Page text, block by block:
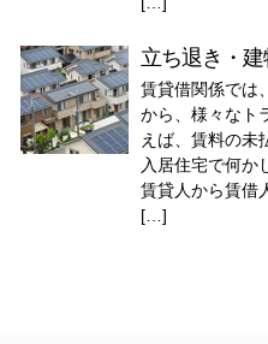
立ち退き・
賃貸借関係では
から、様々なト
えば、賃料の未
入居住宅で何か
賃貸人から賃借
[…]